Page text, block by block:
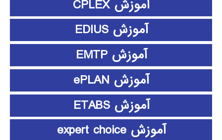
آموزش CPLEX
آموزش EDIUS
آموزش EMTP
آموزش ePLAN
آموزش ETABS
آموزش expert choice